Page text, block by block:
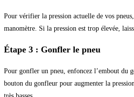
Pour vérifier la pression actuelle de vos
manomètre. Si la pression est trop élevée,
Étape 3 : Gonfler le pneu
Pour gonfler un pneu, enfoncez l’embout du
bouton du gonfleur pour augmenter la